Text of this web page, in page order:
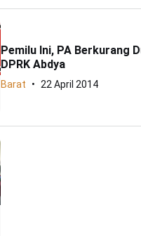
Pemilu Ini, PA Berkurang
DPRK Abdya
Barat 22 April 2014